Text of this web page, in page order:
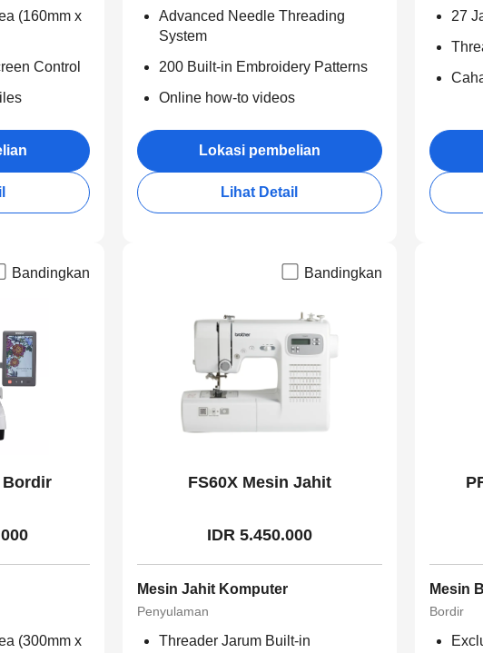
(160mm x
Control
Advanced Needle Threading
System
200 Built-in Embroidery Patterns
Online how-to videos
Lokasi pembelian
Lihat Detail
27
Bandingkan
Bordir
(300mm x
Bandingkan
FS60X Mesin Jahit
IDR 5.450.000
Mesin Jahit Komputer
Penyulaman
Threader Jarum Built-in
Mesin
Bordir